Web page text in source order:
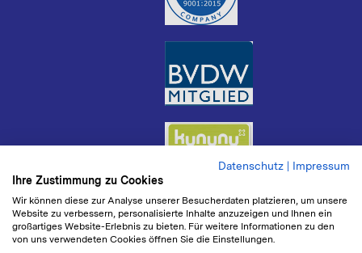
Datenschutz | Impressum
Ihre Zustimmung zu Cookies
Wir können diese zur Analyse unserer Besucherdaten platzieren, um unsere
Website zu verbessern, personalisierte Inhalte anzuzeigen und Ihnen ein
großartiges Website-Erlebnis zu bieten. Für weitere Informationen zu den
von uns verwendeten Cookies öffnen Sie die Einstellungen.